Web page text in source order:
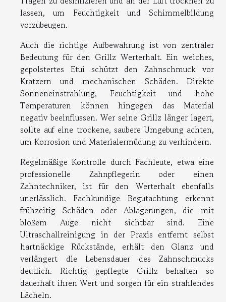
lassen, um Feuchtigkeit und Schimmelbildung
vorzubeugen.
Auch die richtige Aufbewahrung ist von zentraler
Bedeutung für den Grillz Werterhalt. Ein weiches,
gepolstertes Etui schützt den Zahnschmuck vor
Kratzern und mechanischen Schäden. Direkte
Sonneneinstrahlung, Feuchtigkeit und hohe
Temperaturen können hingegen das Material
negativ beeinflussen. Wer seine Grillz länger lagert,
sollte auf eine trockene, saubere Umgebung achten,
um Korrosion und Materialermüdung zu verhindern.
Regelmäßige Kontrolle durch Fachleute, etwa eine
professionelle Zahnpflegerin oder einen
Zahntechniker, ist für den Werterhalt ebenfalls
unerlässlich. Fachkundige Begutachtung erkennt
frühzeitig Schäden oder Ablagerungen, die mit
bloßem Auge nicht sichtbar sind. Eine
Ultraschallreinigung in der Praxis entfernt selbst
hartnäckige Rückstände, erhält den Glanz und
verlängert die Lebensdauer des Zahnschmucks
deutlich. Richtig gepflegte Grillz behalten so
dauerhaft ihren Wert und sorgen für ein strahlendes
Lächeln.